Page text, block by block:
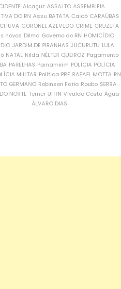
Alcaçuz ASSALTO ASSEMBLEIA
DO RN Assu BATATA Caicó CARAÚBAS
CORONEL AZEVEDO CRIME CRUZETA
novos Dilma Governo do RN HOMICÍDIO
JARDIM DE PIRANHAS JUCURUTU LULA
NATAL Nilda NÉLTER QUEIROZ Pagamento
PARELHAS Parnamirim POLÍCIA POLÍCIA
MILITAR Política PRF RAFAEL MOTTA RN
GERMANO Robinson Faria Roubo SERRA
NORTE Temer UFRN Vivaldo Costa Água
ÁLVARO DIAS